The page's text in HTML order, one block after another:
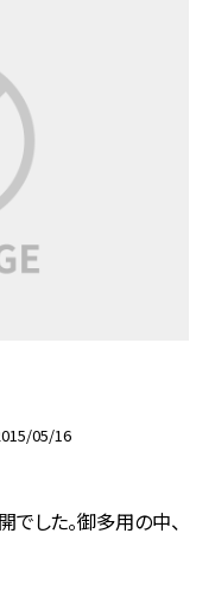
05/16
でした。御多用の中、